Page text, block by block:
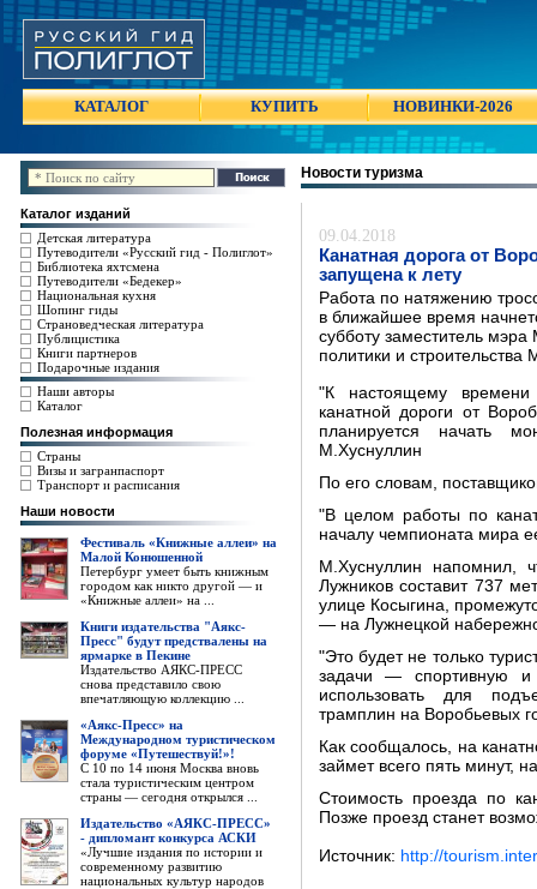
КАТАЛОГ КУПИТЬ НОВИНКИ-2026
Каталог изданий
Детская литература
Путеводители «Русский гид - Полиглот»
Библиотека яхтсмена
Путеводители «Бедекер»
Национальная кухня
Шопинг гиды
Страноведческая литература
Публицистика
Книги партнеров
Подарочные издания
Наши авторы
Каталог
Полезная информация
Страны
Визы и загранпаспорт
Транспорт и расписания
Наши новости
Фестиваль «Книжные аллеи» на
Малой Конюшенной
Петербург умеет быть книжным
городом как никто другой — и
«Книжные аллеи» на ...
Книги издательства "Аякс-
Пресс" будут предствалены на
ярмарке в Пекине
Издательство АЯКС-ПРЕСС
снова представило свою
впечатляющую коллекцию ...
«Аякс-Пресс» на
Международном туристическом
форуме «Путешествуй!»!
С 10 по 14 июня Москва вновь
стала туристическим центром
страны — сегодня открылся ...
Издательство «АЯКС-ПРЕСС»
- дипломант конкурса АСКИ
«Лучшие издания по истории и
современному развитию
национальных культур народов
Новости туризма
09.04.2018
Канатная дорога от
запущена к лету
Работа по натяжению
в ближайшее время
субботу заместитель
политики и строительства
"К настоящему
канатной дороги от
планируется начать
М.Хуснуллин
По его словам,
"В целом работы по
началу чемпионата мира
М.Хуснуллин напомнил,
Лужников составит 737
улице Косыгина,
— на Лужнецкой
"Это будет не только
задачи — спортивную и
использовать для
трамплин на Воробьевых
Как сообщалось, на
займет всего пять минут,
Стоимость проезда по
Позже проезд станет
Источник: http://